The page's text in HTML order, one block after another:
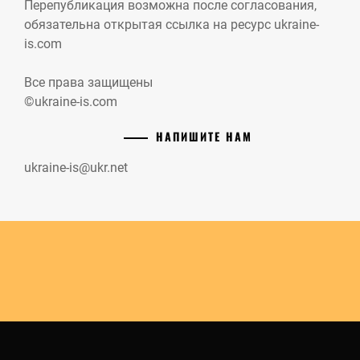
Перепубликация возможна после согласования,
обязательна открытая ссылка на ресурс ukraine-
is.com
Все права защищены
©ukraine-is.com
НАПИШИТЕ НАМ
ukraine-is@ukr.net